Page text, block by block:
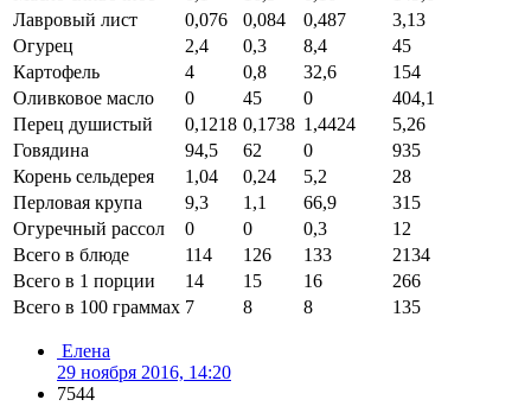
Лавровый лист
0,076 0,084 0,487
3,13
Огурец
2,4 0,3 8,4
45
Картофель
4 0,8 32,6
154
Оливковое масло
0 45 0
404,1
Перец душистый
0,1218 0,1738 1,4424
5,26
Говядина
94,5 62 0
935
Корень сельдерея
1,04 0,24 5,2
28
Перловая крупа
9,3 1,1 66,9
315
Огуречный рассол
0 0 0,3
12
Всего в блюде
114 126 133
2134
Всего в 1 порции
14 15 16
266
Всего в 100 граммах 7 8 8 135
Елена
29 ноября 2016, 14:20
7544